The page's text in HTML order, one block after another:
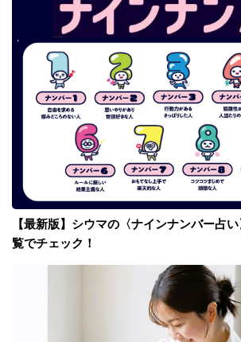
【最新版】シウマの〈ナインナンバー占
覧でチェック！